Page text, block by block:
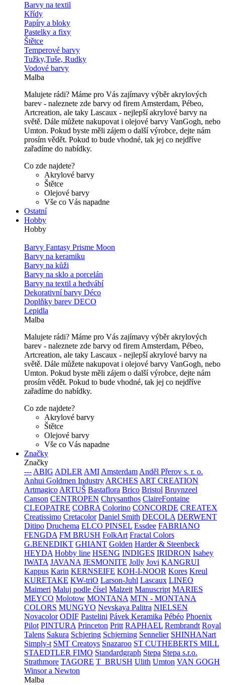
Barvy na textil
Křídy
Papíry a bloky
Pastelky a fixy
Štětce
Temperové barvy
Tužky,Tuše, Rudky
Vodové barvy
Malba
Malujete rádi? Máme pro Vás zajímavy výběr akrylových
barev - naleznete zde barvy od firem Amsterdam, Pébeo,
Artcreation, ale taky Lascaux - nejlepší akrylové barvy na
světě. Dále můžete nakupovat i olejové barvy VanGogh, nebo
Umton. Pokud byste měli zájem o další výrobce, dejte nám
prosím vědět. Pokud to bude vhodné, tak jej co nejdříve
zařadíme do nabídky.
Co zde najdete?
Akrylové barvy
Štětce
Olejové barvy
Vše co Vás napadne
Ostatní
Hobby
Hobby
Barvy Fantasy Prisme Moon
Barvy na keramiku
Barvy na kůži
Barvy na sklo a porcelán
Barvy na textil a hedvábí
Dekorativní barvy Déco
Doplňky barev DECO
Lepidla
Malba
Malujete rádi? Máme pro Vás zajímavy výběr akrylových
barev - naleznete zde barvy od firem Amsterdam, Pébeo,
Artcreation, ale taky Lascaux - nejlepší akrylové barvy na
světě. Dále můžete nakupovat i olejové barvy VanGogh, nebo
Umton. Pokud byste měli zájem o další výrobce, dejte nám
prosím vědět. Pokud to bude vhodné, tak jej co nejdříve
zařadíme do nabídky.
Co zde najdete?
Akrylové barvy
Štětce
Olejové barvy
Vše co Vás napadne
Značky
Značky
--- ABIG ADLER AMI Amsterdam Anděl Přerov s. r. o.
Anhui Goldmen Industry ARCHES ART CREATION
Artmagico ARTUŠ Bastaflora Brico Bristol Bruynzeel
Canson CENTROPEN Chrysanthos ClaireFontaine
CLEOPATRE COBRA Colorino CONCORDE CREATEX
Creatissimo Cretacolor Daniel Smith DECOLA DERWENT
Ditipo Druchema ELCO PINSEL Essdee FABRIANO
FENGDA FM BRUSH FolkArt Fractal Colors
G.BENEDIKT GHIANT Golden Harder & Steenbeck
HEYDA Hobby line HSENG INDIGES IRIDRON Isabey
IWATA JAVANA JESMONITE Jolly Jovi KANGRUI
Kappus Karin KERNSEIFE KOH-I-NOOR Kores Kreul
KURETAKE KW-triO Larson-Juhl Lascaux LINEO
Maimeri Maluj podle čísel Malzeit Manuscript MARIES
MEYCO Molotow MONTANA MTN - MONTANA
COLORS MUNGYO Nevskaya Palitra NIELSEN
Novacolor ODIF Pastelini Pávek Keramika Pébéo Phoenix
Pilot PINTURA Princeton Pritt RAPHAEL Rembrandt Royal
Talens Sakura Schjering Schjerning Sennelier SHINHANart
Simply-t SMT Creatoys Snazaroo ST CUTHEBERTS MILL
STAEDTLER FIMO Standardgraph Stepa Stepa s.r.o.
Strathmore TAGORE T_BRUSH Ulith Umton VAN GOGH
Winsor a Newton
Malba